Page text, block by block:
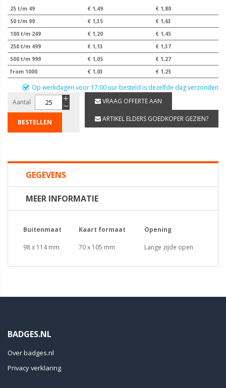
25 t/m 49
€ 1,49
€ 1,80
50 t/m 99
€ 1,35
€ 1,63
100 t/m 249
€ 1,20
€ 1,45
250 t/m 499
€ 1,13
€ 1,37
500 t/m 999
€ 1,05
€ 1,27
from 1000
€ 1,03 € 1,25
Op werkdagen voor 17:00 uur besteld is dezelfde dag verzonden
Aantal
BESTELLEN
VRAAG OFFERTE AAN
ARTIKEL ELDERS GOEDKOPER GEZIEN?
GEGEVENS
MEER INFORMATIE
Buitenmaat Kaart formaat Opening
98 x 114 mm 70 x 105 mm Lange zijde open
BADGES.NL
Over badges.nl
Privacy verklaring